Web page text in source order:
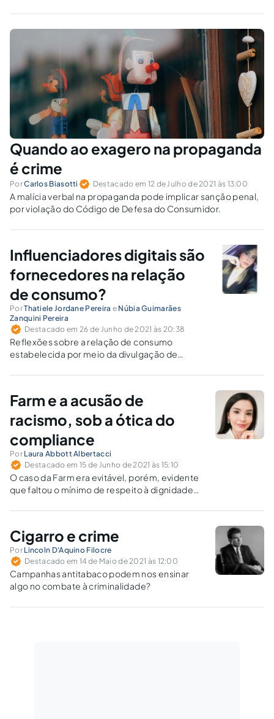
Quando ao exagero na propaganda
é crime
PorCarlos Biasotti Destacado em 12 de Julho de 2021 às 13:00
A malícia verbal na propaganda pode implicar sanção penal,
por violação do Código de Defesa do Consumidor.
Influenciadores digitais são
fornecedores na relação
de consumo?
PorThatiele Jordane Pereira e Núbia Guimarães
Zanquini Pereira
Destacado em 26 de Junho de 2021 às 20:38
Reflexões sobre a relação de consumo
estabelecida por meio da divulgação de
digitais e a existência de responsabilidade civil
Farm e a acusão de
racismo, sob a ótica do
compliance
Por Laura Abbott Albertacci
Destacado em 15 de Junho de 2021 às 15:10
O caso da Farm era evitável, porém, evidente
que faltou o mínimo de respeito à dignidade
sobre os prováveis impactos que aquela ação
Cigarro e crime
Por Lincoln D'Aquino Filocre
Destacado em 14 de Maio de 2021 às 12:00
Campanhas antitabaco podem nos ensinar
algo no combate à criminalidade?